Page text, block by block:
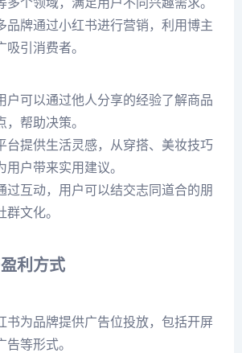
多个领域，满足用户不同兴趣需求。
品牌通过小红书进行营销，利用博主
吸引消费者。
户可以通过他人分享的经验了解商品
，帮助决策。
台提供生活灵感，从穿搭、美妆技巧
用户带来实用建议。
过互动，用户可以结交志同道合的朋
群文化。
利方式
书为品牌提供广告位投放，包括开屏
告等形式。